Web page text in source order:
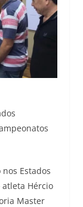
Estados
atleta Hércio
Master